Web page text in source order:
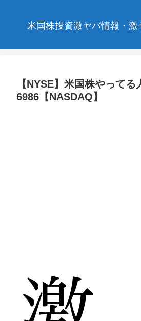
米国株投資激ヤバ情報・激
【NYSE】米国株やって
6986【NASDAQ】